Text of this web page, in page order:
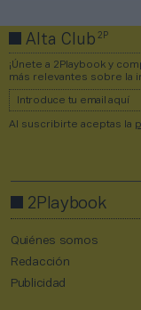
Alta Club2P
¡Únete a 2Playbook y
más relevantes sobre la
Al suscribirte aceptas la
2Playbook
Quiénes somos
Redacción
Publicidad